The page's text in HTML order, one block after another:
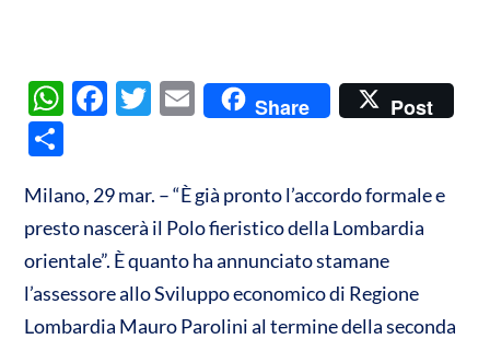
W
s
A
p
p
F
b
o
o
k
T
er
E
Share Post
n
di
vi
di
Milano, 29 mar. – “È già pronto l’accordo formale e
presto nascerà il Polo fieristico della Lombardia
orientale”. È quanto ha annunciato stamane
l’assessore allo Sviluppo economico di Regione
Lombardia Mauro Parolini al termine della seconda